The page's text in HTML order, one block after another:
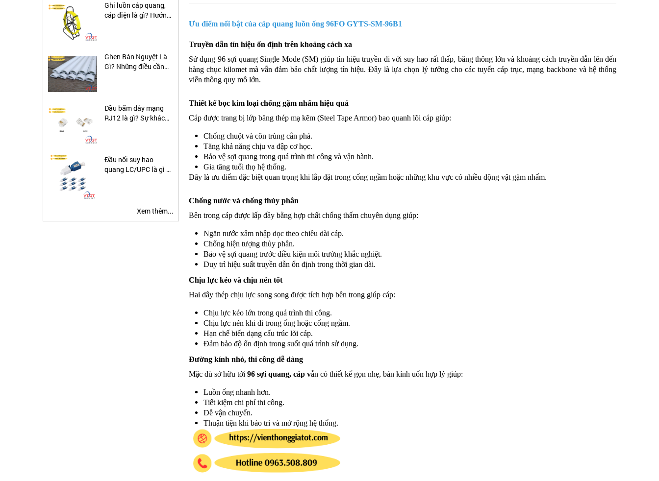
Ghi luồn cáp quang,
cáp điện là gì? Hướng
Ghen Bán Nguyệt Là
Gì? Những điều cần
Đầu bấm dây mạng
RJ12 là gì? Sự khác
Đầu nối suy hao
quang LC/UPC là gì ?
Xem thêm...
Ưu điểm nổi bật của cáp quang luồn ống 96FO GYTS-SM-96B1
Truyền dẫn tín hiệu ổn định trên khoảng cách xa
Sử dụng 96 sợi quang Single Mode (SM) giúp tín hiệu truyền đi với suy hao rất thấp, băng thông lớn và khoảng cách truyền dẫn lên đến
hàng chục kilomet mà vẫn đảm bảo chất lượng tín hiệu. Đây là lựa chọn lý tưởng cho các tuyến cáp trục, mạng backbone và hệ thống
viễn thông quy mô lớn.
Thiết kế bọc kim loại chống gặm nhấm hiệu quả
Cáp được trang bị lớp băng thép mạ kẽm (Steel Tape Armor) bao quanh lõi cáp giúp:
Chống chuột và côn trùng cắn phá.
Tăng khả năng chịu va đập cơ học.
Bảo vệ sợi quang trong quá trình thi công và vận hành.
Gia tăng tuổi thọ hệ thống.
Đây là ưu điểm đặc biệt quan trọng khi lắp đặt trong cống ngầm hoặc những khu vực có nhiều động vật gặm nhấm.
Chống nước và chống thủy phân
Bên trong cáp được lấp đầy bằng hợp chất chống thấm chuyên dụng giúp:
Ngăn nước xâm nhập dọc theo chiều dài cáp.
Chống hiện tượng thủy phân.
Bảo vệ sợi quang trước điều kiện môi trường khắc nghiệt.
Duy trì hiệu suất truyền dẫn ổn định trong thời gian dài.
Chịu lực kéo và chịu nén tốt
Hai dây thép chịu lực song song được tích hợp bên trong giúp cáp:
Chịu lực kéo lớn trong quá trình thi công.
Chịu lực nén khi đi trong ống hoặc cống ngầm.
Hạn chế biến dạng cấu trúc lõi cáp.
Đảm bảo độ ổn định trong suốt quá trình sử dụng.
Đường kính nhỏ, thi công dễ dàng
Mặc dù sở hữu tới 96 sợi quang, cáp vẫn có thiết kế gọn nhẹ, bán kính uốn hợp lý giúp:
Luồn ống nhanh hơn.
Tiết kiệm chi phí thi công.
Dễ vận chuyển.
Thuận tiện khi bảo trì và mở rộng hệ thống.